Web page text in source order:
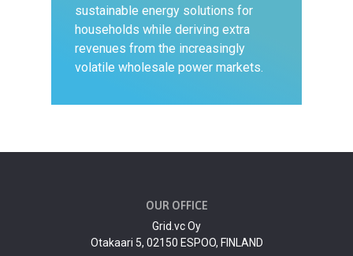
sustainable energy solutions for
households while deriving extra
revenues from the increasingly
volatile wholesale power markets.
OUR OFFICE
Grid.vc Oy
Otakaari 5, 02150 ESPOO, FINLAND